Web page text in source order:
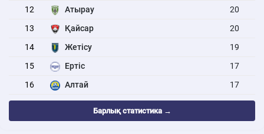
12
Атырау
20
13
Қайсар
20
14
Жетісу
19
15
Ертіс
17
16
Алтай 17
Барлық статистика →